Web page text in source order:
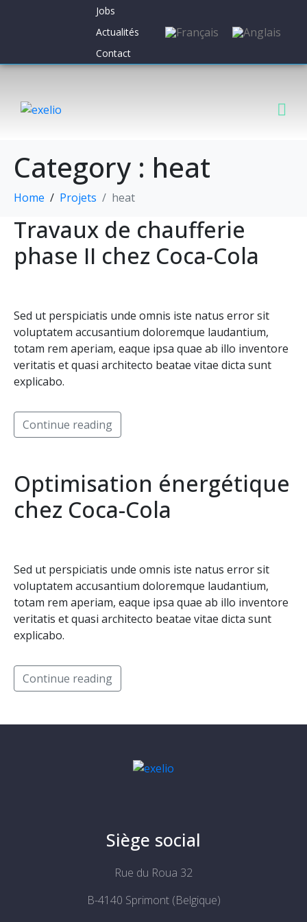
Jobs
Actualités
Contact
Category : heat
Home Projets heat
Travaux de chaufferie
phase II chez Coca-Cola
Sed ut perspiciatis unde omnis iste natus error sit
voluptatem accusantium doloremque laudantium,
totam rem aperiam, eaque ipsa quae ab illo inventore
veritatis et quasi architecto beatae vitae dicta sunt
explicabo.
Continue reading
Optimisation énergétique
chez Coca-Cola
Sed ut perspiciatis unde omnis iste natus error sit
voluptatem accusantium doloremque laudantium,
totam rem aperiam, eaque ipsa quae ab illo inventore
veritatis et quasi architecto beatae vitae dicta sunt
explicabo.
Continue reading
Siège social
Rue du Roua 32
B-4140 Sprimont (Belgique)